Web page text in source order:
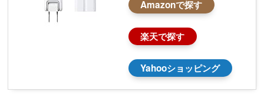
Amazonで探す
楽天で探す
Yahooショッピング